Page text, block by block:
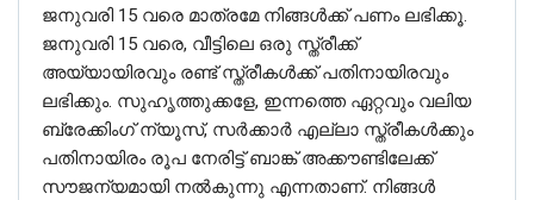
ജനുവരി 15 വരെ മാത്രമേ നിങ്ങൾക്ക് പണം ലഭിക്കൂ.
ജനുവരി 15 വരെ, വീട്ടിലെ ഒരു സ്ത്രീക്ക്
അയ്യായിരവും രണ്ട് സ്ത്രീകൾക്ക് പതിനായിരവും
ലഭിക്കും. സുഹൃത്തുക്കളേ, ഇന്നത്തെ ഏറ്റവും വലിയ
ബ്രേക്കിംഗ് ന്യൂസ്, സർക്കാർ എല്ലാ സ്ത്രീകൾക്കും
പതിനായിരം രൂപ നേരിട്ട് ബാങ്ക് അക്കൗണ്ടിലേക്ക്
സൗജന്യമായി നൽകുന്നു എന്നതാണ്. നിങ്ങൾ